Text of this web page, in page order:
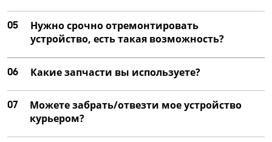
05
Нужно срочно отремонтировать
устройство, есть такая возможность?
06 Какие запчасти вы используете?
07
Можете забрать/отвезти мое устройство
курьером?